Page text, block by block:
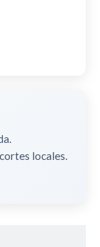
locales.